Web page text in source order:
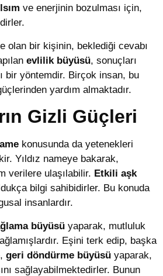
ve enerjinin bozulması için,
olan bir kişinin, beklediği cevabı
evlilik büyüsü, sonuçları
bir yöntemdir. Birçok insan, bu
yardım almaktadır.
Gizli Güçleri
konusunda da yetenekleri
Yıldız nameye bakarak,
verilere ulaşılabilir. Etkili aşk
bilgi sahibidirler. Bu konuda
insanlardır.
büyüsü yaparak, mutluluk
Eşini terk edip, başka
geri döndürme büyüsü yaparak,
sağlayabilmektedirler. Bunun